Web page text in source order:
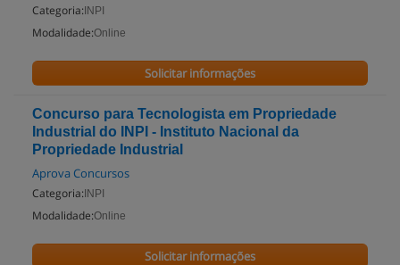
Categoria: INPI
Modalidade:Online
Solicitar informações
Concurso para Tecnologista em Propriedade
Industrial do INPI - Instituto Nacional da
Propriedade Industrial
Aprova Concursos
Categoria: INPI
Modalidade:Online
Solicitar informações